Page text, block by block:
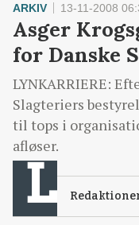
ARKIV 13-11-2008
Asger
for Danske
LYNKARRIERE:
Slagteriers
til tops i
afløser.